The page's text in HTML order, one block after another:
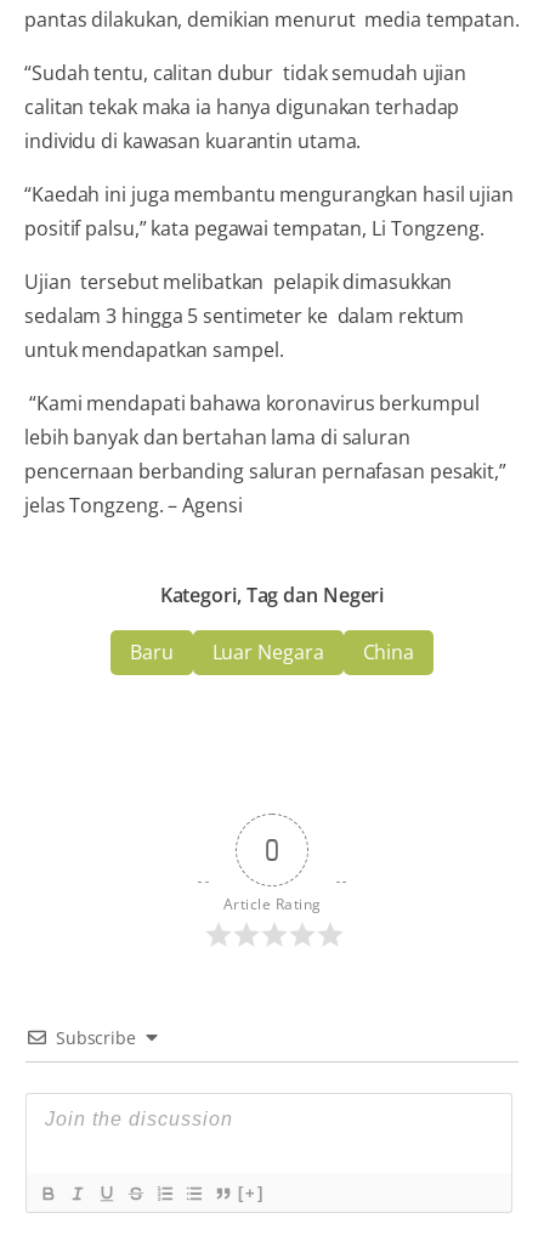
pantas dilakukan, demikian menurut media tempatan.
“Sudah tentu, calitan dubur tidak semudah ujian
calitan tekak maka ia hanya digunakan terhadap
individu di kawasan kuarantin utama.
“Kaedah ini juga membantu mengurangkan hasil ujian
positif palsu,” kata pegawai tempatan, Li Tongzeng.
Ujian tersebut melibatkan pelapik dimasukkan
sedalam 3 hingga 5 sentimeter ke dalam rektum
untuk mendapatkan sampel.
“Kami mendapati bahawa koronavirus berkumpul
lebih banyak dan bertahan lama di saluran
pencernaan berbanding saluran pernafasan pesakit,”
jelas Tongzeng. – Agensi
Kategori, Tag dan Negeri
Baru Luar Negara China
0
Article Rating
Subscribe
[+]